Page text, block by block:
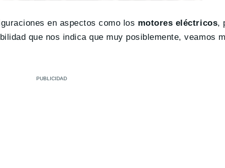
en aspectos como los motores eléctricos,
que nos indica que muy posiblemente, veamos